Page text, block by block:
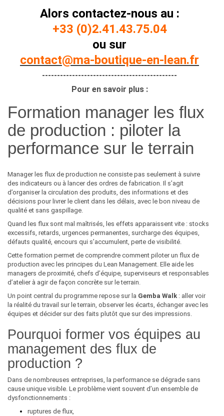
Alors contactez-nous au :
+33 (0)2.41.43.75.04
ou sur
contact@ma-boutique-en-lean.fr
---------------------------------------------
Pour en savoir plus :
Formation manager les flux
de production : piloter la
performance sur le terrain
Manager les flux de production ne consiste pas seulement à suivre
des indicateurs ou à lancer des ordres de fabrication. Il s’agit
d’organiser la circulation des produits, des informations et des
décisions pour livrer le client dans les délais, avec le bon niveau de
qualité et sans gaspillage.
Quand les flux sont mal maîtrisés, les effets apparaissent vite : stocks
excessifs, retards, urgences permanentes, surcharge des équipes,
défauts qualité, encours qui s’accumulent, perte de visibilité.
Cette formation permet de comprendre comment piloter un flux de
production avec les principes du Lean Management. Elle aide les
managers de proximité, chefs d’équipe, superviseurs et responsables
d’atelier à agir de façon concrète sur le terrain.
Un point central du programme repose sur la Gemba Walk : aller voir
la réalité du travail sur le terrain, observer les écarts, échanger avec les
équipes et décider sur des faits plutôt que sur des impressions.
Pourquoi former vos équipes au
management des flux de
production ?
Dans de nombreuses entreprises, la performance se dégrade sans
cause unique visible. Le problème vient souvent d’un ensemble de
dysfonctionnements :
ruptures de flux,